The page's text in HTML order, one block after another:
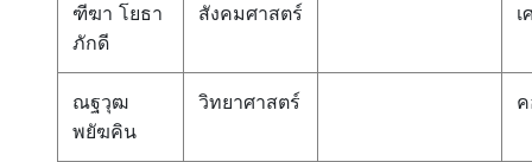
ฑีฆา โยธา
ภักดี
สังคมศาสตร์
ณฐวุฒ
พยัฆคิน
วิทยาศาสตร์